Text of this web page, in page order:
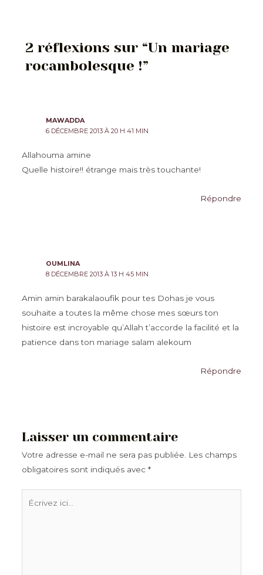
2 réflexions sur “Un mariage
rocambolesque !”
MAWADDA
6 DÉCEMBRE 2013 À 20 H 41 MIN
Allahouma amine
Quelle histoire!! étrange mais très touchante!
Répondre
OUMLINA
8 DÉCEMBRE 2013 À 13 H 45 MIN
Amin amin barakalaoufik pour tes Dohas je vous
souhaite a toutes la même chose mes sœurs ton
histoire est incroyable qu’Allah t’accorde la facilité et la
patience dans ton mariage salam alekoum
Répondre
Laisser un commentaire
Votre adresse e-mail ne sera pas publiée.
Les champs
obligatoires sont indiqués avec *